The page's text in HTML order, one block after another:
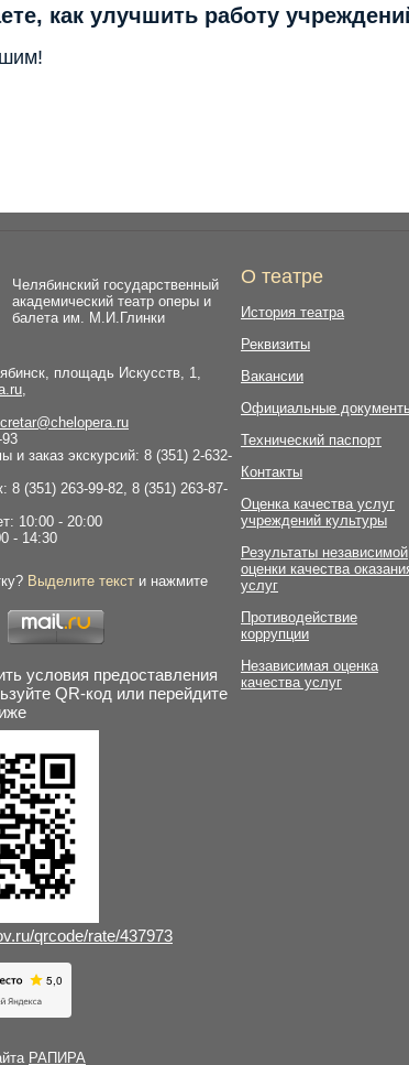
как улучшить работу
Челябинский государственный
академический театр оперы и
балета им. М.И.Глинки
площадь Искусств, 1,
,
и заказ экскурсий: 8 (351) 2-632-
8 (351) 263-99-82, 8 (351) 263-87-
10:00 - 20:00
- 14:30
Выделите текст и нажмите
условия предоставления
QR-код или перейдите
qrcode/rate/437973
РАПИРА
О театре
История театра
Реквизиты
Вакансии
Официальные
Технический паспорт
Контакты
Оценка качества услуг
учреждений культуры
Результаты независимой
оценки качества
услуг
Противодействие
коррупции
Независимая оценка
качества услуг